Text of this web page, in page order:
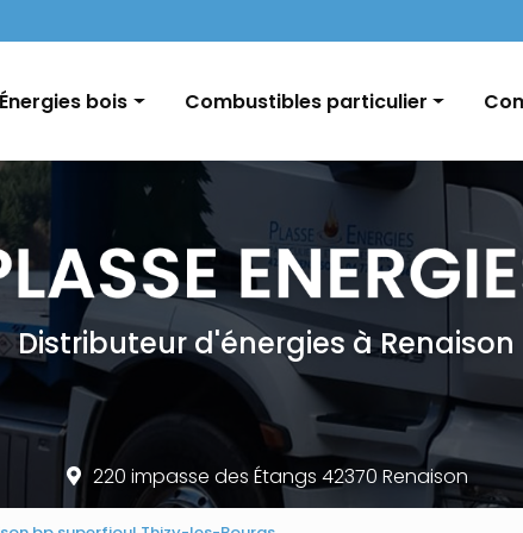
Énergies bois
Pellets / Granulés de bois
Granulés vrac / palette
Bûches
Conseils et informations
Combustibles particulier
Fioul domestique
Charbon
Distributeur d'énergies à Renaison
220 impasse des Étangs 42370 Renaison